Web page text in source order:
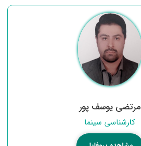
مرتضی یوسف پور
کارشناسی سینما